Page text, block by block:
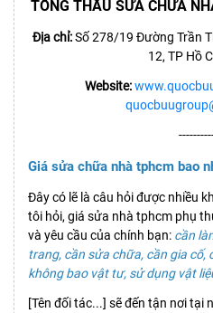
TỔNG THẦU SỬA CHỮA
Địa chỉ:Số 278/19 Đường Trần
12, TP Hồ
Website:
Giá sửa chữa nhà tphcm bao
Đây có lẽ là câu hỏi được nhiều
tôi hỏi, giá sửa nhà tphcm phụ
và yêu cầu của chính bạn: cần
trang, cần sửa chữa, cần gia cố,
không bao vật tư, sử dụng vật
[Tên đối tác...] sẽ đến tận nơi tại